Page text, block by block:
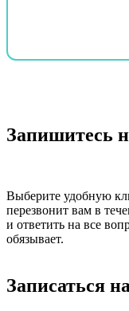
Запишитесь
Выберите удобную
перезвонит вам в
и ответить на все
обязывает.
Записаться